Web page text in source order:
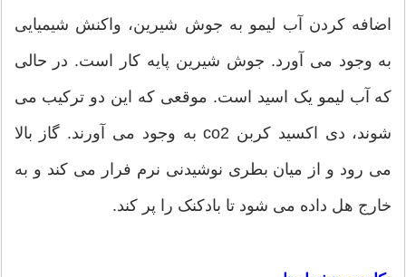
اضافه کردن آب لیمو به جوش شیرین، واکنش شیمیایی
به وجود می آورد. جوش شیرین پایه کار است. در حالی
که آب لیمو یک اسید است. موقعی که این دو ترکیب می
شوند، دی اکسید کربن co2 به وجود می آورند. گاز بالا
می رود و از میان بطری نوشیدنی نرم فرار می کند و به
خارج هل داده می شود تا بادکنک را پر کند.